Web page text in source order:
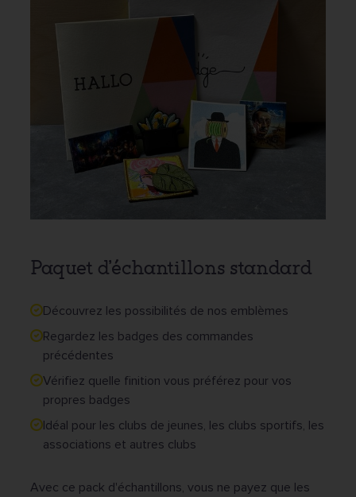
Paquet d'échantillons standard
Découvrez les possibilités de nos emblèmes
Regardez les badges des commandes
précédentes
Vérifiez quelle finition vous préférez pour vos
propres badges
Idéal pour les clubs de jeunes, les clubs sportifs, les
associations et autres clubs
Avec ce pack d'échantillons, vous ne payez que les